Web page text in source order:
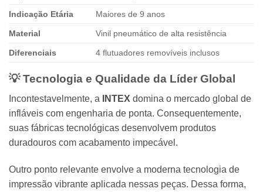
Indicação Etária Maiores de 9 anos
Material Vinil pneumático de alta resistência
Diferenciais 4 flutuadores removíveis inclusos
💡 Tecnologia e Qualidade da Líder Global
Incontestavelmente, a INTEX domina o mercado global de
infláveis com engenharia de ponta. Consequentemente,
suas fábricas tecnológicas desenvolvem produtos
duradouros com acabamento impecável.
Outro ponto relevante envolve a moderna tecnologia de
impressão vibrante aplicada nessas peças. Dessa forma,